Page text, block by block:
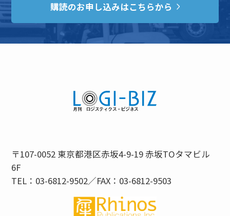
購読のお申し込みはこちらから
〒107-0052 東京都港区赤坂4-9-19 赤坂TOタマビル
6F
TEL：03-6812-9502／FAX：03-6812-9503